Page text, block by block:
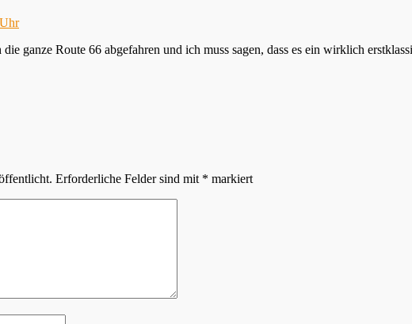
ganze Route 66 abgefahren und ich muss sagen, dass es ein wirklich
Erforderliche Felder sind mit * markiert